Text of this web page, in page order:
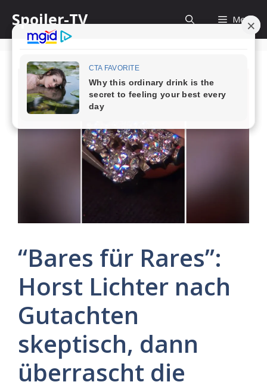
content
Spoiler-TV Menu
“Bares für Rares”:
Horst Lichter nach
Gutachten
skeptisch, dann
überrascht die